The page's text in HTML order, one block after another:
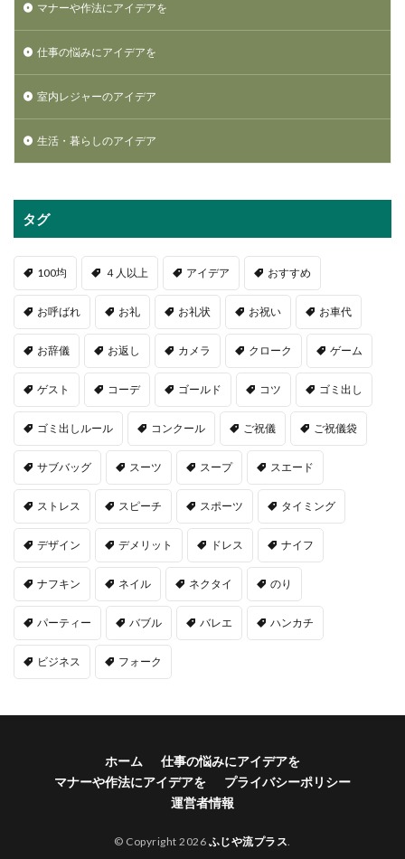
マナーや作法にアイデアを
仕事の悩みにアイデアを
室内レジャーのアイデア
生活・暮らしのアイデア
タグ
100均 ４人以上 アイデア おすすめ
お呼ばれ お礼 お礼状 お祝い お車代
お辞儀 お返し カメラ クローク ゲーム
ゲスト コーデ ゴールド コツ ゴミ出し
ゴミ出しルール コンクール ご祝儀 ご祝儀袋
サブバッグ スーツ スープ スエード
ストレス スピーチ スポーツ タイミング
デザイン デメリット ドレス ナイフ
ナフキン ネイル ネクタイ のり
パーティー バブル バレエ ハンカチ
ビジネス フォーク
ホーム
仕事の悩みにアイデアを
マナーや作法にアイデアを
プライバシーポリシー
運営者情報
© Copyright 2026 ふじや流プラス.